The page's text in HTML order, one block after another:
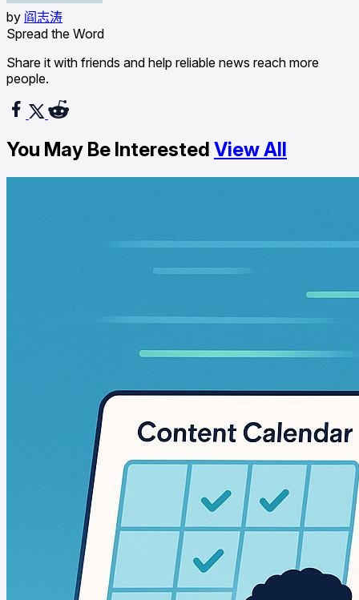
by 阎志涛
Spread the Word
Share it with friends and help reliable news reach more
people.
You May Be Interested View All